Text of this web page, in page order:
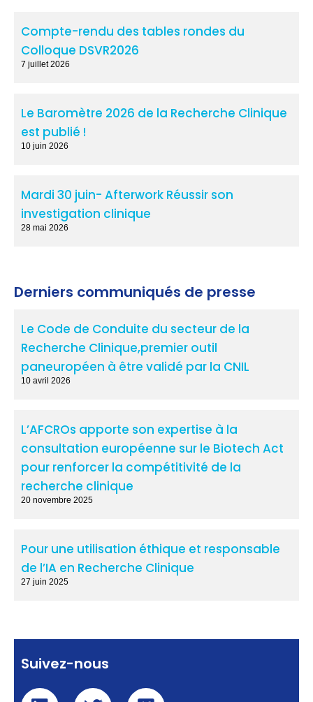
Compte-rendu des tables rondes du
Colloque DSVR2026
7 juillet 2026
Le Baromètre 2026 de la Recherche Clinique
est publié !
10 juin 2026
Mardi 30 juin- Afterwork Réussir son
investigation clinique
28 mai 2026
Derniers communiqués de presse
Le Code de Conduite du secteur de la
Recherche Clinique,premier outil
paneuropéen à être validé par la CNIL
10 avril 2026
L’AFCROs apporte son expertise à la
consultation européenne sur le Biotech Act
pour renforcer la compétitivité de la
recherche clinique
20 novembre 2025
Pour une utilisation éthique et responsable
de l’IA en Recherche Clinique
27 juin 2025
Suivez-nous